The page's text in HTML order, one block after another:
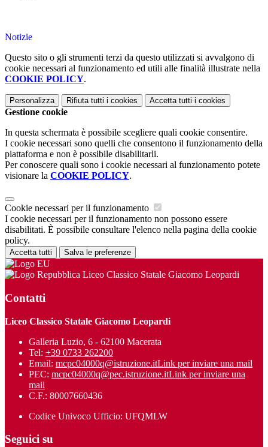
Notizie
Questo sito o gli strumenti terzi da questo utilizzati si avvalgono di
cookie necessari al funzionamento ed utili alle finalità illustrate nella
COOKIE POLICY.
Personalizza Rifiuta tutti i cookies Accetta tutti i cookies
Gestione cookie
In questa schermata è possibile scegliere quali cookie consentire.
I cookie necessari sono quelli che consentono il funzionamento della
piattaforma e non è possibile disabilitarli.
Per conoscere quali sono i cookie necessari al funzionamento potete
visionare la COOKIE POLICY.
Cookie necessari per il funzionamento
I cookie necessari per il funzionamento non possono essere
disabilitati. È possibile consultare l'elenco nella pagina della cookie
policy.
Accetta tutti Salva le preferenze
Liceo Classico Statale Giacomo Leopardi
Contatti
Liceo Classico Statale Giacomo Leopardi
Galleria Luzio, 6 - 62100 Macerata
Tel: +39 0733 262200
Email: mcpc04000q@istruzione.itLink per inviare una mail
PEC: mcpc04000q@pec.istruzione.itLink per inviare una
mail
C.F.: 80007660436
Codice Univoco Ufficio: UFQMLW
Seguici su